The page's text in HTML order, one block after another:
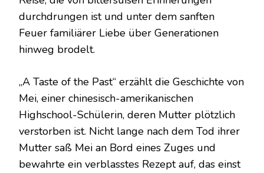
durchdrungen ist und unter dem sanften
Feuer familiärer Liebe über Generationen
hinweg brodelt.
„A Taste of the Past“ erzählt die Geschichte von
Mei, einer chinesisch-amerikanischen
Highschool-Schülerin, deren Mutter plötzlich
verstorben ist. Nicht lange nach dem Tod ihrer
Mutter saß Mei an Bord eines Zuges und
bewahrte ein verblasstes Rezept auf, das einst